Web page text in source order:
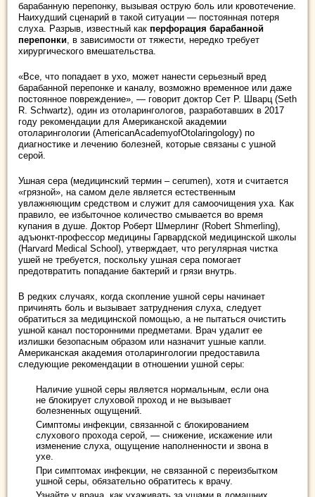
барабанную перепонку, вызывая острую боль или кровотечение.
Наихудший сценарий в такой ситуации — постоянная потеря
слуха. Разрыв, известный как перфорация барабанной
перепонки , в зависимости от тяжести, нередко требует
хирургического вмешательства.
«Все, что попадает в ухо, может нанести серьезный вред
барабанной перепонке и каналу, возможно временное или даже
постоянное повреждение», — говорит доктор Сет Р. Шварц (Seth
R. Schwartz), один из отоларингологов, разработавших в 2017
году рекомендации для Американской академии
отоларингологии (AmericanAcademyofOtolaringology) по
диагностике и лечению болезней, которые связаны с ушной
серой.
Ушная сера (медицинский термин – cerumen), хотя и считается
«грязной», на самом деле является естественным
увлажняющим средством и служит для самоочищения уха. Как
правило, ее избыточное количество смывается во время
купания в душе. Доктор Роберт Шмерлинг (Robert Shmerling),
адъюнкт-профессор медицины Гарвардской медицинской школы
(Harvard Medical School), утверждает, что регулярная чистка
ушей не требуется, поскольку ушная сера помогает
предотвратить попадание бактерий и грязи внутрь.
В редких случаях, когда скопление ушной серы начинает
причинять боль и вызывает затруднения слуха, следует
обратиться за медицинской помощью, а не пытаться очистить
ушной канал посторонними предметами. Врач удалит ее
излишки безопасным образом или назначит ушные капли.
Американская академия отоларингологии предоставила
следующие рекомендации в отношении ушной серы:
Наличие ушной серы является нормальным, если она
не блокирует слуховой проход и не вызывает
болезненных ощущений.
Симптомы инфекции, связанной с блокированием
слухового прохода серой, — снижение, искажение или
изменение слуха, ощущение наполненности и звона в
ухе.
При симптомах инфекции, не связанной с переизбытком
ушной серы, обязательно обратитесь к врачу.